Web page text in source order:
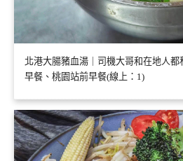
北港大腸豬血湯｜司機大哥和在地人
早餐、桃園站前早餐(線上：1)